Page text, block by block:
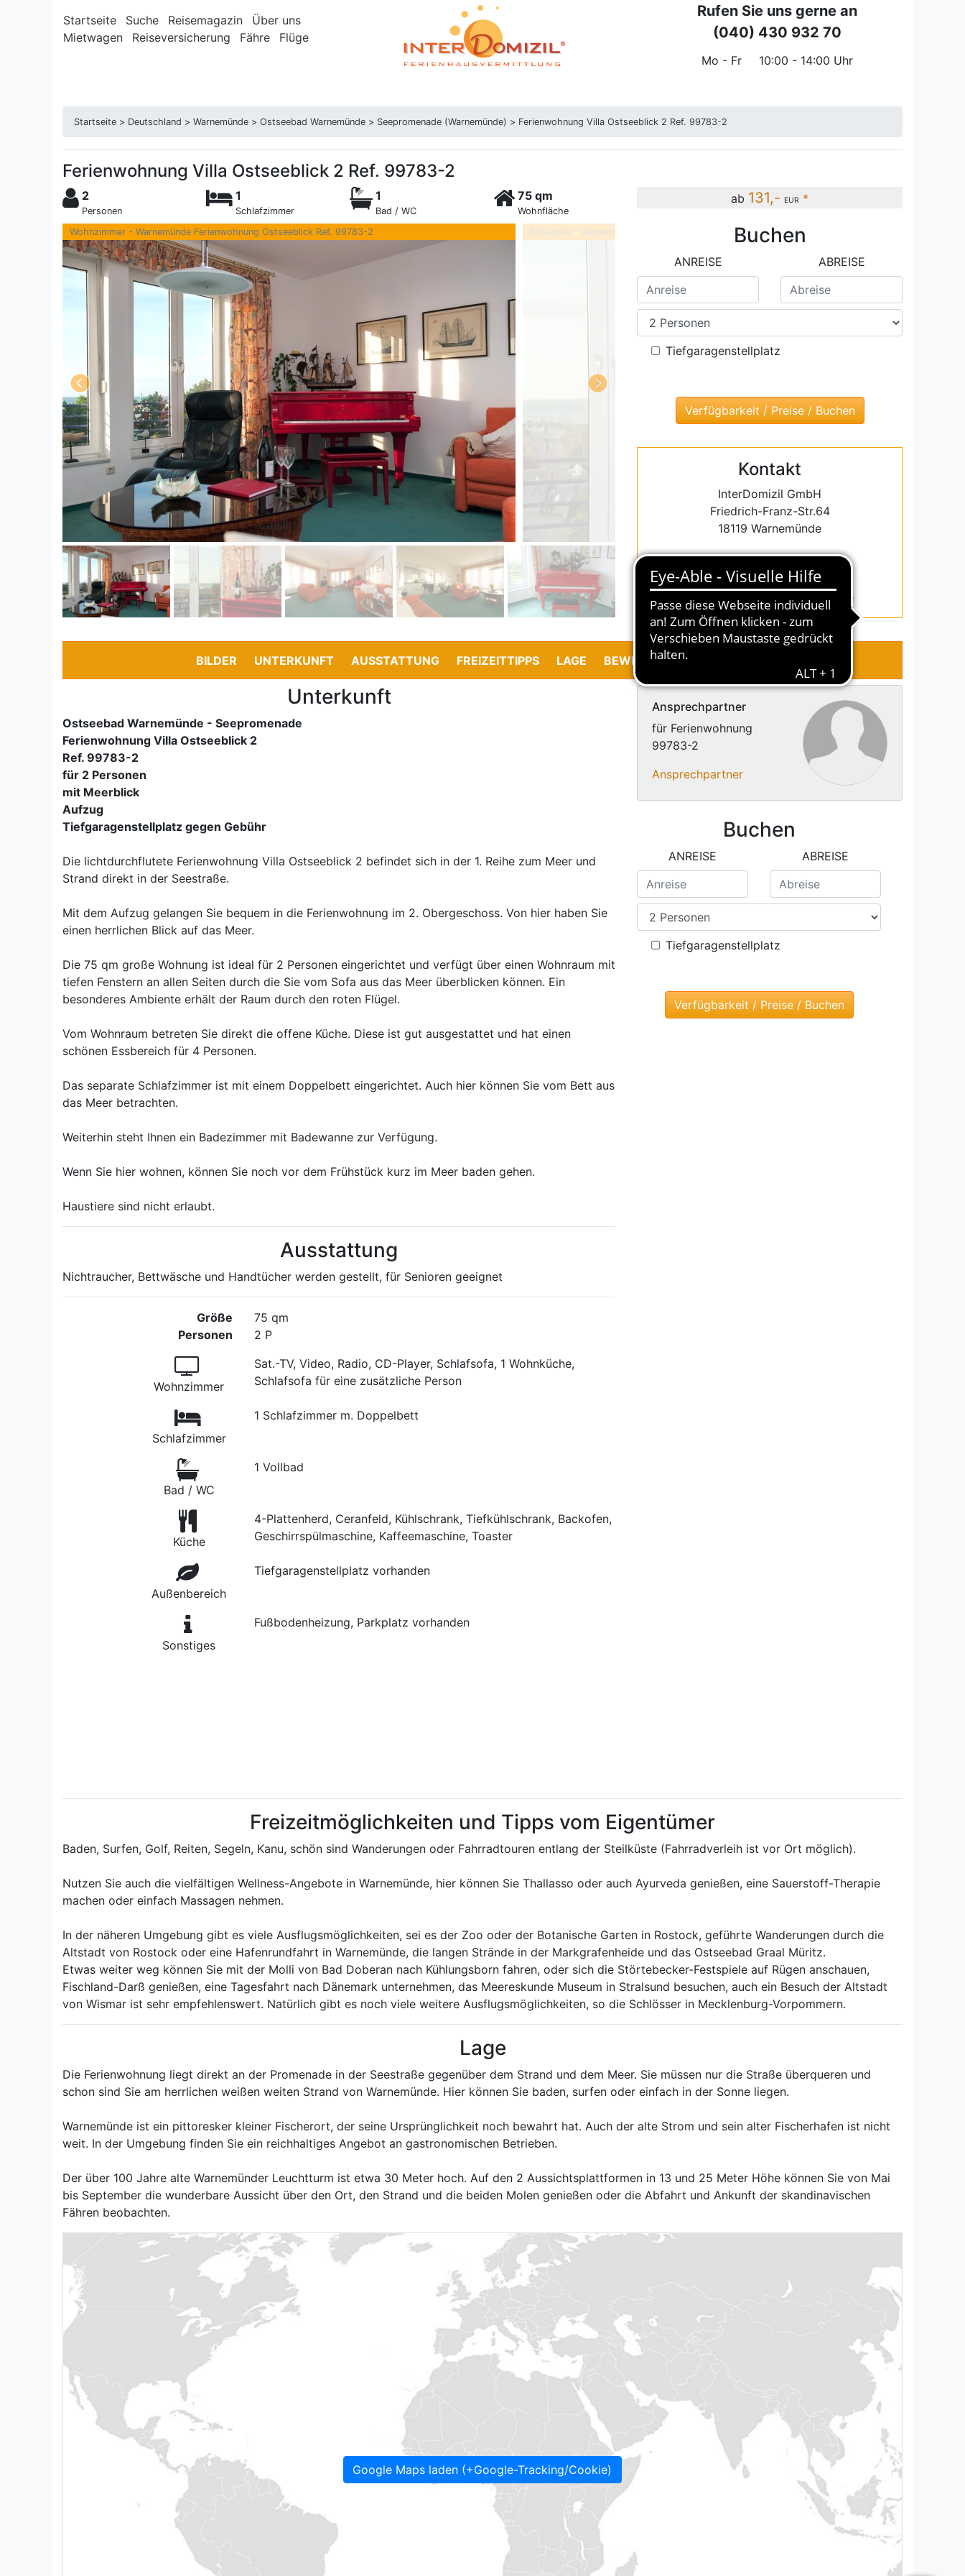
Startseite Suche Reisemagazin
Über uns
Mietwagen
Reiseversicherung Fähre Flüge
Rufen Sie uns gerne an
(040) 430 932 70
Mo - Fr 10:00 - 14:00 Uhr
Startseite > Deutschland > Warnemünde > Ostseebad Warnemünde > Seepromenade (Warnemünde) > Ferienwohnung Villa Ostseeblick 2 Ref. 99783-2
Ferienwohnung Villa Ostseeblick 2 Ref. 99783-2
2
Personen
1
Schlafzimmer
1
Bad / WC
75 qm
Wohnfläche
ab 131,- EUR *
Wohnzimmer - Warnemünde Ferienwohnung Ostseeblick Ref. 99783-2 Sofaecke - Warnemünde Ferienwohnung Ostseeblick Ref. 99783-2
Buchen
ANREISE ABREISE
Tiefgaragenstellplatz
Kontakt
InterDomizil GmbH
Friedrich-Franz-Str.64
18119 Warnemünde
Fax.:0381 5486387
warnemuende@interdomizil.de
BILDER UNTERKUNFT AUSSTATTUNG FREIZEITTIPPS LAGE BEWERTUNGEN
Unterkunft
Ostseebad Warnemünde - Seepromenade
Ferienwohnung Villa Ostseeblick 2
Ref. 99783-2
für 2 Personen
mit Meerblick
Aufzug
Tiefgaragenstellplatz gegen Gebühr
Die lichtdurchflutete Ferienwohnung Villa Ostseeblick 2 befindet sich in der 1. Reihe zum Meer und
Strand direkt in der Seestraße.
Mit dem Aufzug gelangen Sie bequem in die Ferienwohnung im 2. Obergeschoss. Von hier haben Sie
einen herrlichen Blick auf das Meer.
Die 75 qm große Wohnung ist ideal für 2 Personen eingerichtet und verfügt über einen Wohnraum mit
tiefen Fenstern an allen Seiten durch die Sie vom Sofa aus das Meer überblicken können. Ein
besonderes Ambiente erhält der Raum durch den roten Flügel.
Vom Wohnraum betreten Sie direkt die offene Küche. Diese ist gut ausgestattet und hat einen
schönen Essbereich für 4 Personen.
Das separate Schlafzimmer ist mit einem Doppelbett eingerichtet. Auch hier können Sie vom Bett aus
das Meer betrachten.
Weiterhin steht Ihnen ein Badezimmer mit Badewanne zur Verfügung.
Wenn Sie hier wohnen, können Sie noch vor dem Frühstück kurz im Meer baden gehen.
Haustiere sind nicht erlaubt.
Ausstattung
Nichtraucher, Bettwäsche und Handtücher werden gestellt, für Senioren geeignet
Größe
Personen
75 qm
2 P
Wohnzimmer
Sat.-TV, Video, Radio, CD-Player, Schlafsofa, 1 Wohnküche,
Schlafsofa für eine zusätzliche Person
Schlafzimmer
1 Schlafzimmer m. Doppelbett
Bad / WC
1 Vollbad
Küche
4-Plattenherd, Ceranfeld, Kühlschrank, Tiefkühlschrank, Backofen,
Geschirrspülmaschine, Kaffeemaschine, Toaster
Außenbereich
Tiefgaragenstellplatz vorhanden
Sonstiges
Fußbodenheizung, Parkplatz vorhanden
Ansprechpartner
für Ferienwohnung
99783-2
Ansprechpartner
Buchen
ANREISE ABREISE
Tiefgaragenstellplatz
Freizeitmöglichkeiten und Tipps vom Eigentümer
Baden, Surfen, Golf, Reiten, Segeln, Kanu, schön sind Wanderungen oder Fahrradtouren entlang der Steilküste (Fahrradverleih ist vor Ort möglich).
Nutzen Sie auch die vielfältigen Wellness-Angebote in Warnemünde, hier können Sie Thallasso oder auch Ayurveda genießen, eine Sauerstoff-Therapie
machen oder einfach Massagen nehmen.
In der näheren Umgebung gibt es viele Ausflugsmöglichkeiten, sei es der Zoo oder der Botanische Garten in Rostock, geführte Wanderungen durch die
Altstadt von Rostock oder eine Hafenrundfahrt in Warnemünde, die langen Strände in der Markgrafenheide und das Ostseebad Graal Müritz.
Etwas weiter weg können Sie mit der Molli von Bad Doberan nach Kühlungsborn fahren, oder sich die Störtebecker-Festspiele auf Rügen anschauen,
Fischland-Darß genießen, eine Tagesfahrt nach Dänemark unternehmen, das Meereskunde Museum in Stralsund besuchen, auch ein Besuch der Altstadt
von Wismar ist sehr empfehlenswert. Natürlich gibt es noch viele weitere Ausflugsmöglichkeiten, so die Schlösser in Mecklenburg-Vorpommern.
Lage
Die Ferienwohnung liegt direkt an der Promenade in der Seestraße gegenüber dem Strand und dem Meer. Sie müssen nur die Straße überqueren und
schon sind Sie am herrlichen weißen weiten Strand von Warnemünde. Hier können Sie baden, surfen oder einfach in der Sonne liegen.
Warnemünde ist ein pittoresker kleiner Fischerort, der seine Ursprünglichkeit noch bewahrt hat. Auch der alte Strom und sein alter Fischerhafen ist nicht
weit. In der Umgebung finden Sie ein reichhaltiges Angebot an gastronomischen Betrieben.
Der über 100 Jahre alte Warnemünder Leuchtturm ist etwa 30 Meter hoch. Auf den 2 Aussichtsplattformen in 13 und 25 Meter Höhe können Sie von Mai
bis September die wunderbare Aussicht über den Ort, den Strand und die beiden Molen genießen oder die Abfahrt und Ankunft der skandinavischen
Fähren beobachten.
Google Maps laden (+Google-Tracking/Cookie)